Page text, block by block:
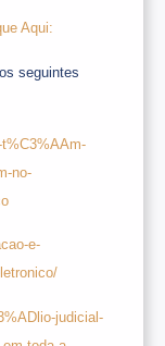
Aqui:
seguintes
no-
e-
judicial-